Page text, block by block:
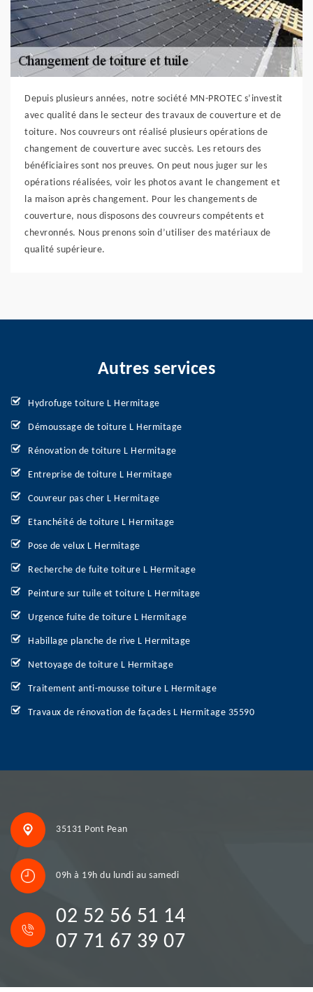
Depuis plusieurs années, notre société MN-PROTEC s’investit
avec qualité dans le secteur des travaux de couverture et de
toiture. Nos couvreurs ont réalisé plusieurs opérations de
changement de couverture avec succès. Les retours des
bénéficiaires sont nos preuves. On peut nous juger sur les
opérations réalisées, voir les photos avant le changement et
la maison après changement. Pour les changements de
couverture, nous disposons des couvreurs compétents et
chevronnés. Nous prenons soin d’utiliser des matériaux de
qualité supérieure.
Autres services
Hydrofuge toiture L Hermitage
Démoussage de toiture L Hermitage
Rénovation de toiture L Hermitage
Entreprise de toiture L Hermitage
Couvreur pas cher L Hermitage
Etanchéité de toiture L Hermitage
Pose de velux L Hermitage
Recherche de fuite toiture L Hermitage
Peinture sur tuile et toiture L Hermitage
Urgence fuite de toiture L Hermitage
Habillage planche de rive L Hermitage
Nettoyage de toiture L Hermitage
Traitement anti-mousse toiture L Hermitage
Travaux de rénovation de façades L Hermitage 35590
35131 Pont Pean
09h à 19h du lundi au samedi
02 52 56 51 14
07 71 67 39 07